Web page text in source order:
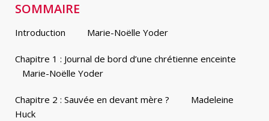
SOMMAIRE
Introduction Marie-Noëlle Yoder
Chapitre 1 : Journal de bord d’une chrétienne enceinte
Marie-Noëlle Yoder
Chapitre 2 : Sauvée en devant mère ? Madeleine
Huck